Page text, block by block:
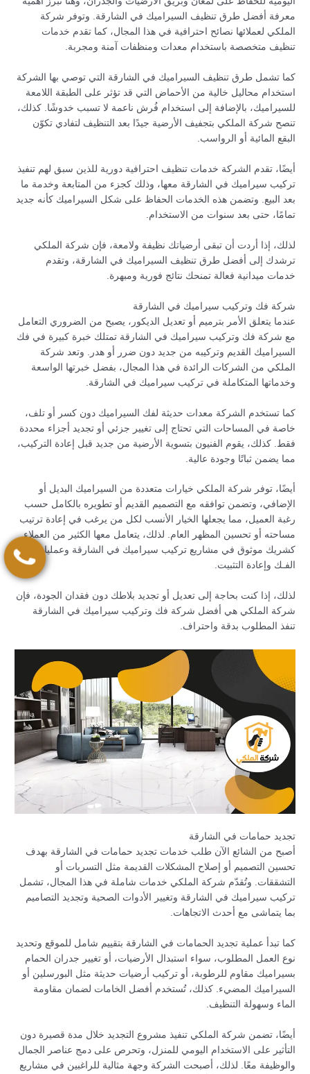
معرفة أفضل طرق تنظيف السيراميك في الشارقة. وتوفر شركة
الملكي لعملائها نصائح احترافية في هذا المجال، كما تقدم خدمات
تنظيف متخصصة باستخدام معدات ومنظفات آمنة ومجربة.
كما تشمل طرق تنظيف السيراميك في الشارقة التي توصي بها الشركة
استخدام محاليل خالية من الأحماض التي قد تؤثر على الطبقة اللامعة
للسيراميك، بالإضافة إلى استخدام فُرش ناعمة لا تسبب خدوشًا. كذلك،
تنصح شركة الملكي بتجفيف الأرضية جيدًا بعد التنظيف لتفادي تكوّن
البقع المائية أو الرواسب.
أيضًا، تقدم الشركة خدمات تنظيف احترافية دورية للذين سبق لهم تنفيذ
تركيب سيراميك في الشارقة معها، وذلك كجزء من المتابعة وخدمة ما
بعد البيع. وتضمن هذه الخدمات الحفاظ على شكل السيراميك كأنه جديد
تمامًا، حتى بعد سنوات من الاستخدام.
لذلك، إذا أردت أن تبقى أرضياتك نظيفة ولامعة، فإن شركة الملكي
ترشدك إلى أفضل طرق تنظيف السيراميك في الشارقة، وتقدم
خدمات ميدانية فعالة تمنحك نتائج فورية ومبهرة.
شركة فك وتركيب سيراميك في الشارقة
عندما يتعلق الأمر بترميم أو تعديل الديكور، يصبح من الضروري التعامل
مع شركة فك وتركيب سيراميك في الشارقة تمتلك خبرة كبيرة في فك
السيراميك القديم وتركيبه من جديد دون ضرر أو هدر. وتعد شركة
الملكي من الشركات الرائدة في هذا المجال، بفضل خبرتها الواسعة
وخدماتها المتكاملة في تركيب سيراميك في الشارقة.
كما تستخدم الشركة معدات حديثة لفك السيراميك دون كسر أو تلف،
خاصة في المساحات التي تحتاج إلى تغيير جزئي أو تجديد أجزاء محددة
فقط. كذلك، يقوم الفنيون بتسوية الأرضية من جديد قبل إعادة التركيب،
مما يضمن ثباتًا وجودة عالية.
أيضًا، توفر شركة الملكي خيارات متعددة من السيراميك البديل أو
الإضافي، وتضمن توافقه مع التصميم القديم أو تطويره بالكامل حسب
رغبة العميل، مما يجعلها الخيار الأنسب لكل من يرغب في إعادة ترتيب
مساحته أو تحسين المظهر العام. لذلك، يتعامل معها الكثير من العملاء
كشريك موثوق في مشاريع تركيب سيراميك في الشارقة وعمليات
الفـك وإعادة التثبيت.
لذلك، إذا كنت بحاجة إلى تعديل أو تجديد بلاطك دون فقدان الجودة، فإن
شركة الملكي هي أفضل شركة فك وتركيب سيراميك في الشارقة
تنفذ المطلوب بدقة واحتراف.
تجديد حمامات في الشارقة
أصبح من الشائع الآن طلب خدمات تجديد حمامات في الشارقة بهدف
تحسين التصميم أو إصلاح المشكلات القديمة مثل التسربات أو
التشققات. وتُقدّم شركة الملكي خدمات شاملة في هذا المجال، تشمل
تركيب سيراميك في الشارقة وتغيير الأدوات الصحية وتجديد التصاميم
بما يتماشى مع أحدث الاتجاهات.
كما تبدأ عملية تجديد الحمامات في الشارقة بتقييم شامل للموقع وتحديد
نوع العمل المطلوب، سواء استبدال الأرضيات، أو تغيير جدران الحمام
بسيراميك مقاوم للرطوبة، أو تركيب أرضيات حديثة مثل البورسلين أو
السيراميك المضيء. كذلك، تُستخدم أفضل الخامات لضمان مقاومة
الماء وسهولة التنظيف.
أيضًا، تضمن شركة الملكي تنفيذ مشروع التجديد خلال مدة قصيرة دون
التأثير على الاستخدام اليومي للمنزل، وتحرص على دمج عناصر الجمال
والوظيفة معًا. لذلك، أصبحت الشركة وجهة مثالية للراغبين في مشاريع